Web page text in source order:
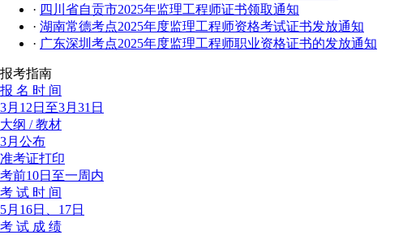
· 四川省自贡市2025年监理工程师证书领取通知
· 湖南常德考点2025年度监理工程师资格考试证书发放通知
· 广东深圳考点2025年度监理工程师职业资格证书的发放通知
报考指南
报 名 时 间
3月12日至3月31日
大纲 / 教材
3月公布
准考证打印
考前10日至一周内
考 试 时 间
5月16日、17日
考 试 成 绩